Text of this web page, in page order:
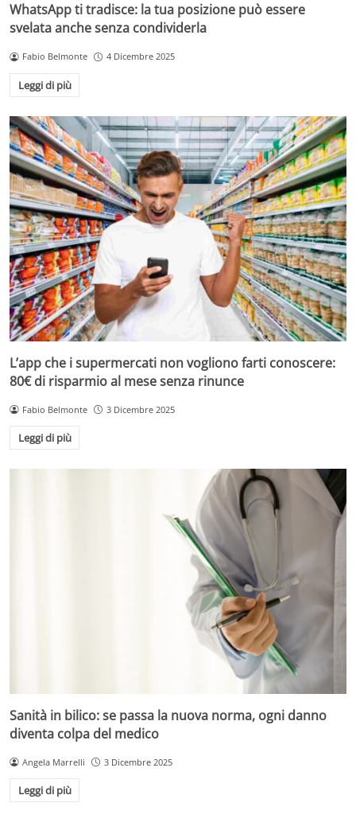
WhatsApp ti tradisce: la tua posizione può essere
svelata anche senza condividerla
Fabio Belmonte 4 Dicembre 2025
Leggi di più
L’app che i supermercati non vogliono farti conoscere:
80€ di risparmio al mese senza rinunce
Fabio Belmonte 3 Dicembre 2025
Leggi di più
Sanità in bilico: se passa la nuova norma, ogni danno
diventa colpa del medico
Angela Marrelli 3 Dicembre 2025
Leggi di più